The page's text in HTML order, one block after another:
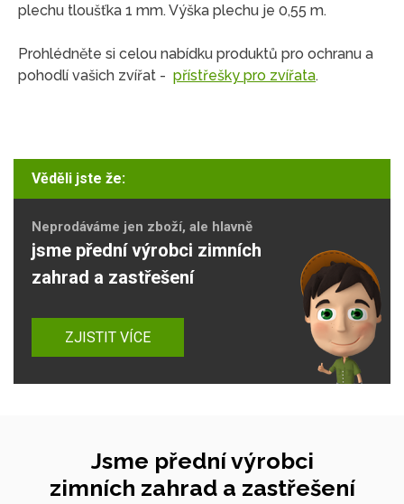
plechu tloušťka 1 mm. Výška plechu je 0,55 m.
Prohlédněte si celou nabídku produktů pro ochranu a
pohodlí vašich zvířat - přístřešky pro zvířata.
Věděli jste že:
Neprodáváme jen zboží, ale hlavně
jsme přední výrobci zimních
zahrad a zastřešení
ZJISTIT VÍCE
Jsme přední výrobci
zimních zahrad a zastřešení